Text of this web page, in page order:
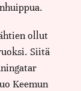
ollut
Siitä
Keemun